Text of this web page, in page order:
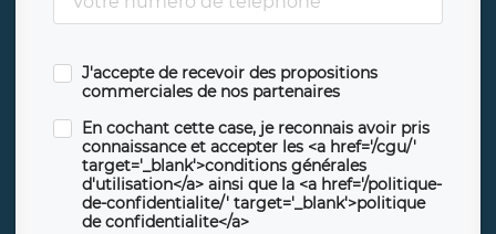
J'accepte de recevoir des propositions
commerciales de nos partenaires
En cochant cette case, je reconnais avoir pris
connaissance et accepter les <a href='/cgu/'
target='_blank'>conditions générales
d'utilisation</a> ainsi que la <a href='/politique-
de-confidentialite/' target='_blank'>politique
de confidentialite</a>